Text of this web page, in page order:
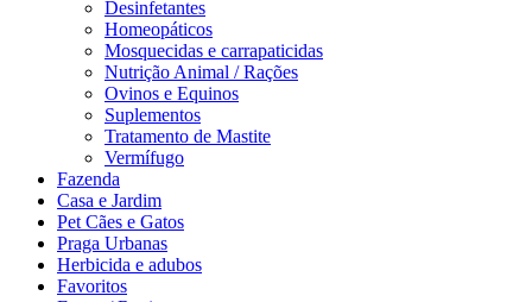
Desinfetantes
Homeopáticos
Mosquecidas e carrapaticidas
Nutrição Animal / Rações
Ovinos e Equinos
Suplementos
Tratamento de Mastite
Vermífugo
Fazenda
Casa e Jardim
Pet Cães e Gatos
Praga Urbanas
Herbicida e adubos
Favoritos